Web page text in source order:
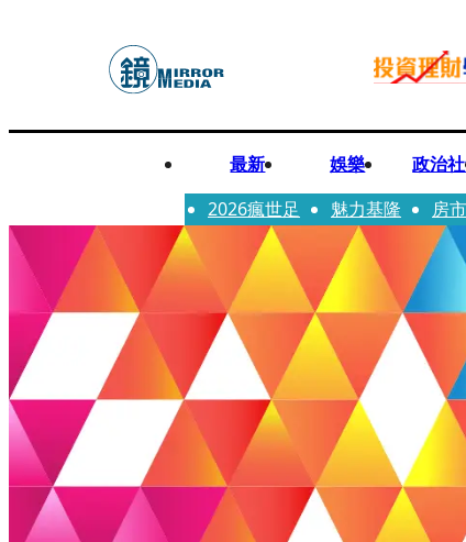
最新 娛樂 政治
2026瘋世足
魅力基隆 房